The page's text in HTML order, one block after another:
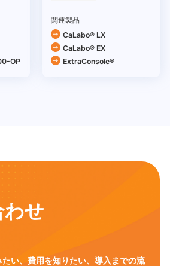
OP
関連製品
CaLabo® LX
CaLabo® EX
ExtraConsole®
わせ
い、費用を知りたい、導入までの流